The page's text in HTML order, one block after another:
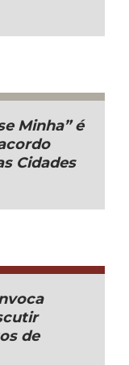
Minha” é
Cidades
de